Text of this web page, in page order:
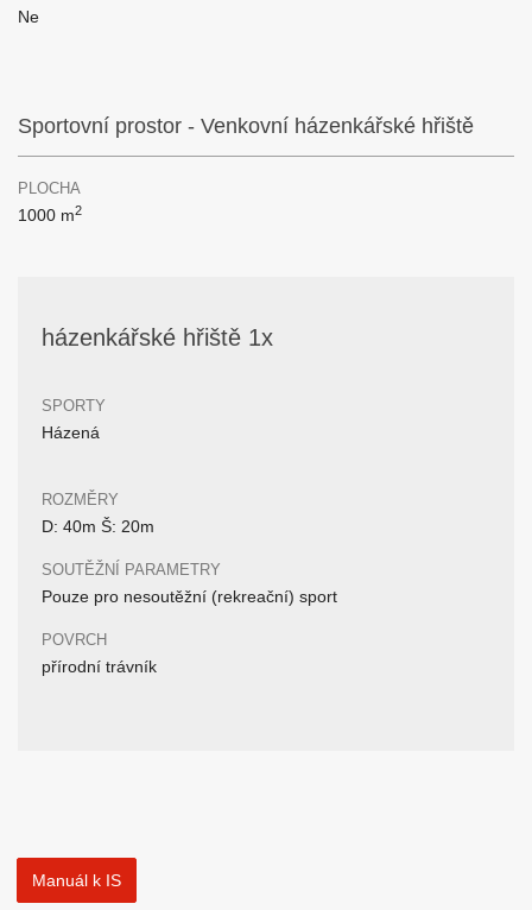
Ne
Sportovní prostor - Venkovní házenkářské hřiště
PLOCHA
1000 m2
házenkářské hřiště 1x
SPORTY
Házená
ROZMĚRY
D: 40m Š: 20m
SOUTĚŽNÍ PARAMETRY
Pouze pro nesoutěžní (rekreační) sport
POVRCH
přírodní trávník
Manuál k IS